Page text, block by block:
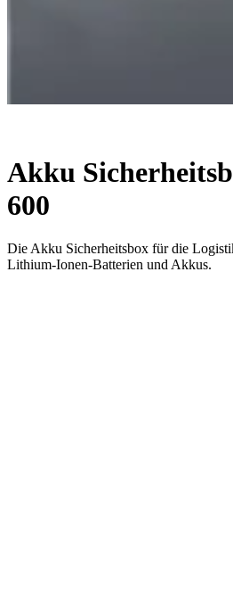
Akku
600
Die Akku Sicherheitsbox für die
Lithium-Ionen-Batterien und Akkus.